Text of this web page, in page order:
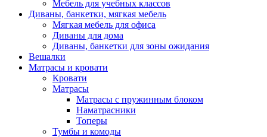
Мебель для учебных классов
Диваны, банкетки, мягкая мебель
Мягкая мебель для офиса
Диваны для дома
Диваны, банкетки для зоны ожидания
Вешалки
Матрасы и кровати
Кровати
Матрасы
Матрасы с пружинным блоком
Наматрасники
Топеры
Тумбы и комоды